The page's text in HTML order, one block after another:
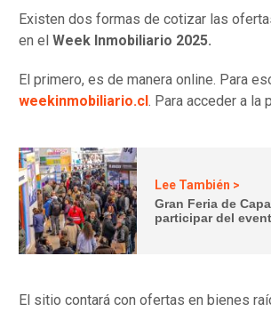
Existen dos formas de cotizar las
en el Week Inmobiliario 2025.
El primero, es de manera online. Para
weekinmobiliario.cl . Para acceder a la
Lee También >
Gran Feria de
participar del
El sitio contará con ofertas en bienes